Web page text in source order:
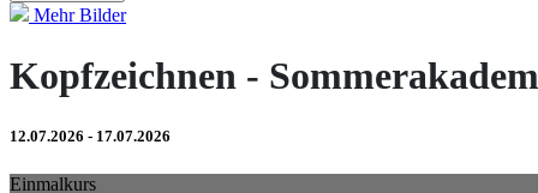
Mehr Bilder
Kopfzeichnen -
12.07.2026 - 17.07.2026
Einmalkurs